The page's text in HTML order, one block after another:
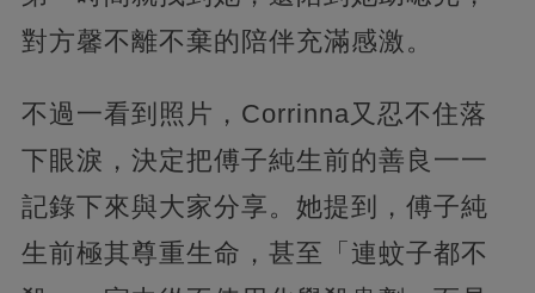
對方馨不離不棄的陪伴充滿感激。
不過一看到照片，Corrinna又忍不住落
下眼淚，決定把傅子純生前的善良一一
記錄下來與大家分享。她提到，傅子純
生前極其尊重生命，甚至「連蚊子都不